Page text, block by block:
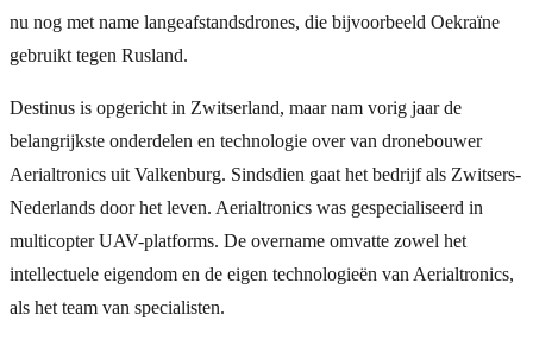
nu nog met name langeafstandsdrones, die bijvoorbeeld Oekraïne
gebruikt tegen Rusland.
Destinus is opgericht in Zwitserland, maar nam vorig jaar de
belangrijkste onderdelen en technologie over van dronebouwer
Aerialtronics uit Valkenburg. Sindsdien gaat het bedrijf als Zwitsers-
Nederlands door het leven. Aerialtronics was gespecialiseerd in
multicopter UAV-platforms. De overname omvatte zowel het
intellectuele eigendom en de eigen technologieën van Aerialtronics,
als het team van specialisten.